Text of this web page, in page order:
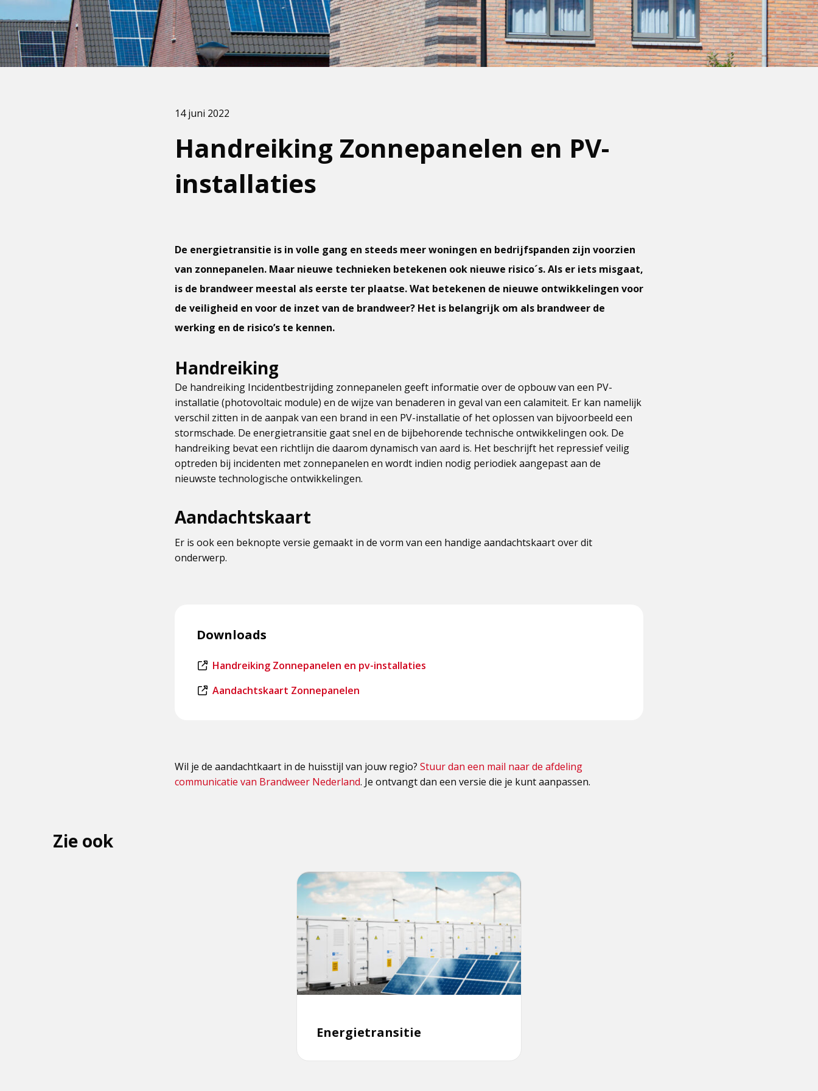
Handreiking Zonnepanelen en PV-
installaties
14 juni 2022
De energietransitie is in volle gang en steeds meer woningen en bedrijfspanden zijn voorzien
van zonnepanelen. Maar nieuwe technieken betekenen ook nieuwe risico´s. Als er iets misgaat,
is de brandweer meestal als eerste ter plaatse. Wat betekenen de nieuwe ontwikkelingen voor
de veiligheid en voor de inzet van de brandweer? Het is belangrijk om als brandweer de
werking en de risico’s te kennen.
Handreiking
De handreiking Incidentbestrijding zonnepanelen geeft informatie over de opbouw van een PV-
installatie (photovoltaic module) en de wijze van benaderen in geval van een calamiteit. Er kan namelijk
verschil zitten in de aanpak van een brand in een PV-installatie of het oplossen van bijvoorbeeld een
stormschade. De energietransitie gaat snel en de bijbehorende technische ontwikkelingen ook. De
handreiking bevat een richtlijn die daarom dynamisch van aard is. Het beschrijft het repressief veilig
optreden bij incidenten met zonnepanelen en wordt indien nodig periodiek aangepast aan de
nieuwste technologische ontwikkelingen.
Aandachtskaart
Er is ook een beknopte versie gemaakt in de vorm van een handige aandachtskaart over dit
onderwerp.
Downloads
Dit
een
Handreiking Zonnepanelen en pv-installaties
Dit
Aandachtskaart Zonnepanelen
Wil je de aandachtkaart in de huisstijl van jouw regio? Stuur dan een mail naar de afdeling
communicatie van Brandweer Nederland. Je ontvangt dan een versie die je kunt aanpassen.
Zie ook
Energietransitie
Lees
meer
Energietransitie